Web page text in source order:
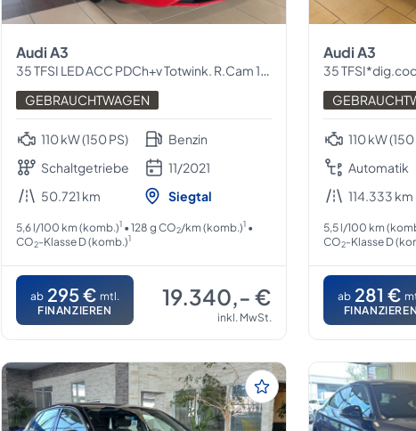
Audi A3
35 TFSI LED ACC PDCh+v Totwink. R.Cam 1.Hand
GEBRAUCHTWAGEN
110 kW (150 PS)
Schaltgetriebe
50.721 km
Benzin
11/2021
Siegtal
5,6 l/100 km (komb.)1• 128 g CO2/km (komb.)1•
CO2-Klasse D (komb.)1
ab 295 € mtl.
FINANZIEREN
19.340,- €
inkl. MwSt.
Audi A3
35
110 kW
Automatik
114.333 km
5,5 l/100 km
CO2-Klasse D
ab 281 €
FINANZIEREN